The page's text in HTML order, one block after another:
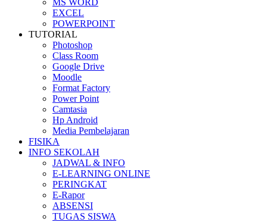
MS WORD
EXCEL
POWERPOINT
TUTORIAL
Photoshop
Class Room
Google Drive
Moodle
Format Factory
Power Point
Camtasia
Hp Android
Media Pembelajaran
FISIKA
INFO SEKOLAH
JADWAL & INFO
E-LEARNING ONLINE
PERINGKAT
E-Rapor
ABSENSI
TUGAS SISWA